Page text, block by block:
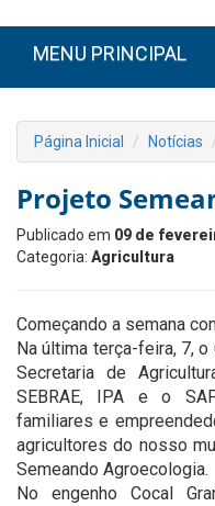
MENU PRINCIPAL
Página Inicial Notícias
Projeto
Publicado em 09 de
Categoria: Agricultura
Começando a semana
Na última terça-feira, 7,
Secretaria de
SEBRAE, IPA e o
familiares e
agricultores do nosso
Semeando Agroecologia.
No engenho Cocal